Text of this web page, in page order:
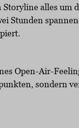
alles um
Stunden
Open-Air-
sondern